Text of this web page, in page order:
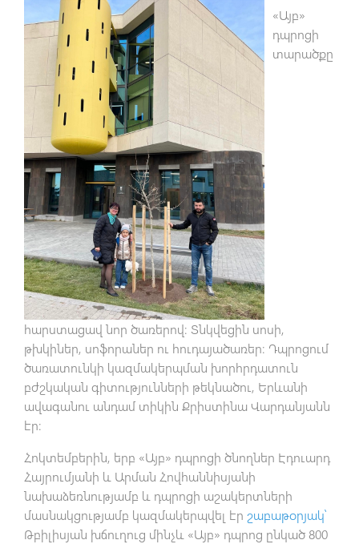
«Այբ»
դպրոցի
տարածքը
հարստացավ նոր ծառերով։ Տնկվեցին սոսի,
թխկիներ, սոֆորաներ ու հուդայածառեր։ Դպրոցում
ծառատունկի կազմակերպման խորհրդատուն
բժշկական գիտությունների թեկնածու, Երևանի
ավագանու անդամ տիկին Քրիստինա Վարդանյանն
էր։
Հոկտեմբերին, երբ «Այբ» դպրոցի ծնողներ Էդուարդ
Հայրումյանի և Արման Հովհաննիսյանի
նախաձեռնությամբ և դպրոցի աշակերտների
մասնակցությամբ կազմակերպվել էր շաբաթօրյակ՝
Թբիլիսյան խճուղուց մինչև «Այբ» դպրոց ընկած 800